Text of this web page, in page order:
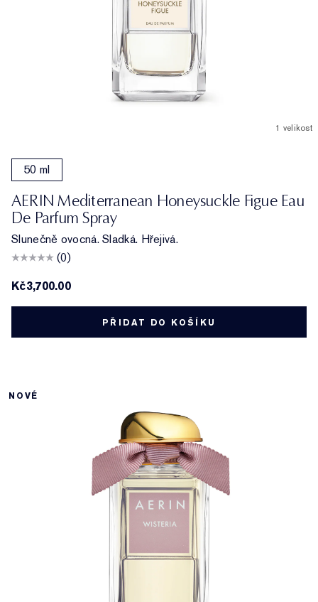
1 velikost
50 ml
AERIN Mediterranean Honeysuckle Figue Eau
De Parfum Spray
Slunečně ovocná. Sladká. Hřejivá.
(0)
Kč3,700.00
PŘIDAT DO KOŠÍKU
NOVÉ